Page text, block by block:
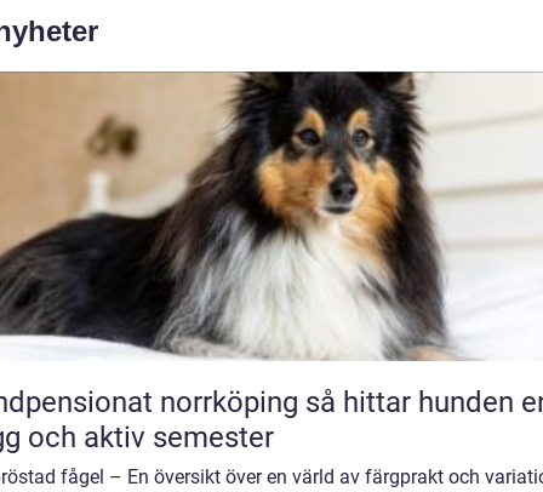
norrköping så hittar hunden en
och aktiv semester
fågel – En översikt över en värld av färgprakt och